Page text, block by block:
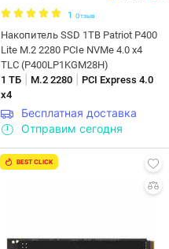
1 Отзыв
Накопитель SSD 1TB Patriot P400
Lite M.2 2280 PCIe NVMe 4.0 x4
TLC (P400LP1KGM28H)
1 ТБ
M.2 2280
PCI Express 4.0
x4
Бесплатная доставка
Отправим сегодня
BEST CLICK